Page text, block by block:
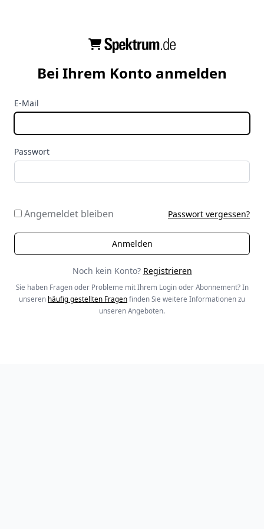
Bei Ihrem Konto anmelden
E-Mail
Passwort
Angemeldet bleiben Passwort vergessen?
Noch kein Konto? Registrieren
Sie haben Fragen oder Probleme mit Ihrem Login oder Abonnement? In
unseren häufig gestellten Fragen finden Sie weitere Informationen zu
unseren Angeboten.